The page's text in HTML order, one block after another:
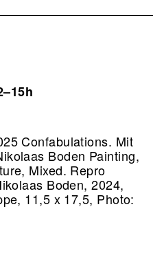
Confabulations. Mit
Boden Painting,
Mixed. Repro
Boden, 2024,
11,5 x 17,5, Photo: